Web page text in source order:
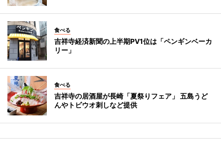
食べる
吉祥寺経済新聞の上半期PV1位は「ペンギンベーカ
リー」
食べる
吉祥寺の居酒屋が長崎「夏祭りフェア」 五島うど
んやトビウオ刺しなど提供